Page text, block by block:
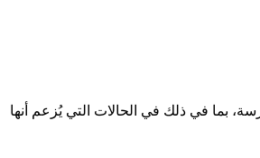
بما في ذلك في الحالات التي يُزعم أنها